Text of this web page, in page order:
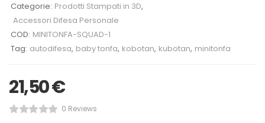
Categorie: Prodotti Stampati in 3D,
Accessori Difesa Personale
COD: MINITONFA-SQUAD-1
Tag: autodifesa, baby tonfa, kobotan, kubotan, minitonfa
21,50€
0 Reviews